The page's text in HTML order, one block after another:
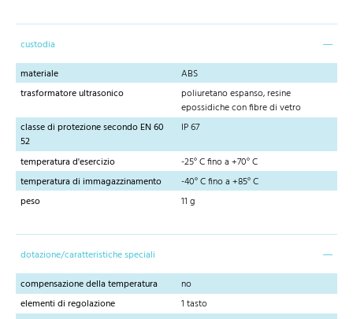
custodia
materiale
ABS
trasformatore ultrasonico
poliuretano espanso, resine
epossidiche con fibre di vetro
classe di protezione secondo EN 60
52
IP 67
temperatura d'esercizio
-25° C fino a +70° C
temperatura di immagazzinamento
-40° C fino a +85° C
peso
11 g
dotazione/caratteristiche speciali
compensazione della temperatura
no
elementi di regolazione
1 tasto